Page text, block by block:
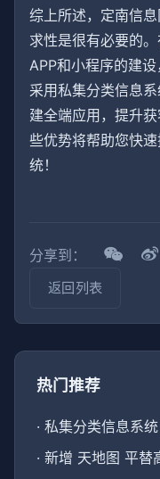
综上所述，定南信
求性是很有必要的
APP和小程序的建设
采用私集分类信息
建全端应用，提升
些优势将帮助您快
统！
分享到：
返回列表
热门推荐
· 私集分类信息系
· 新增 天地图 平替